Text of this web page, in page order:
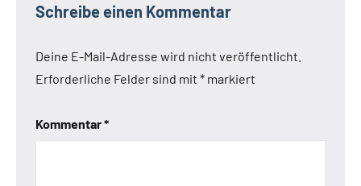
Schreibe einen Kommentar
Deine E-Mail-Adresse wird nicht veröffentlicht.
Erforderliche Felder sind mit * markiert
Kommentar*